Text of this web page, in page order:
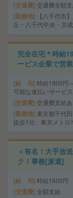
交通費 交通費全額
勤務地
【八千代市
丘・八千代中央・京
完全在宅＊時給
ービス企業で営
給 与 時給1900円
可能な速払いサービ
交通費 交通費支給あ
勤務地 東京都千代
徒歩1分、東京メトロ
＜有名！大手放
ク！事務[派遣]
給 与 時給1600円
交通費 全額支給